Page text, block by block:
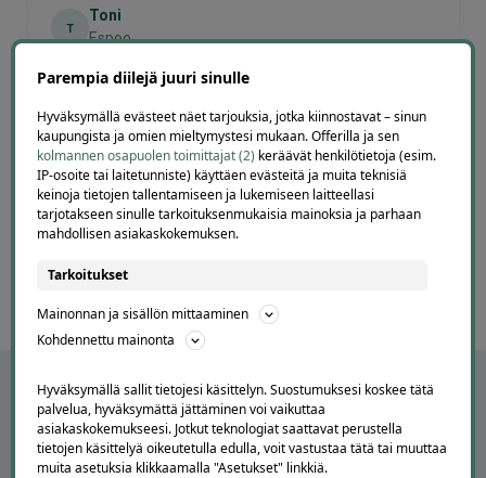
T
Toni
Espoo
Hinta palvelulle oli hyvä, ja ostaminen oli selkeää ja
Page
6 / 60
Parempia diilejä juuri sinulle
Hyväksymällä evästeet näet tarjouksia, jotka kiinnostavat – sinun
kaupungista ja omien mieltymystesi mukaan. Offerilla ja sen
kolmannen osapuolen toimittajat (2) keräävät henkilötietoja (esim.
IP-osoite tai laitetunniste) käyttäen evästeitä ja muita teknisiä
keinoja tietojen tallentamiseen ja lukemiseen laitteellasi
tarjotakseen sinulle tarkoituksenmukaisia mainoksia ja parhaan
mahdollisen asiakaskokemuksen.
Tarkoitukset
Mainonnan ja sisällön mittaaminen
Kohdennettu mainonta
Hyväksymällä sallit tietojesi käsittelyn. Suostumuksesi koskee tätä
palvelua, hyväksymättä jättäminen voi vaikuttaa
asiakaskokemukseesi. Jotkut teknologiat saattavat perustella
tietojen käsittelyä oikeutetulla edulla, voit vastustaa tätä tai muuttaa
muita asetuksia klikkaamalla "Asetukset" linkkiä.